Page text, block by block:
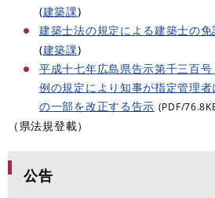
(建築課)
建築士法の規定による建築士の免
(建築課)
平成十七年広島県告示第千三百
例の規定により知事が指定管理者
の一部を改正する告示 (PDF/
（県法規登載）
公告